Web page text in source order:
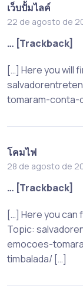
เว็บปั้มไลค์
22 de agosto de
… [Trackback]
[…] Here you will
tomaram-conta-
โคมไฟ
28 de agosto de
… [Trackback]
[…] Here you can
Topic:
emocoes-
timbalada/ […]